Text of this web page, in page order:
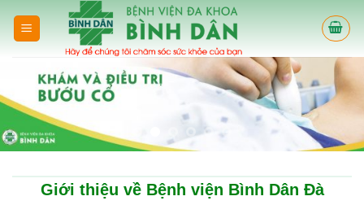
Giới thiệu về Bệnh viện Bình Dân Đà